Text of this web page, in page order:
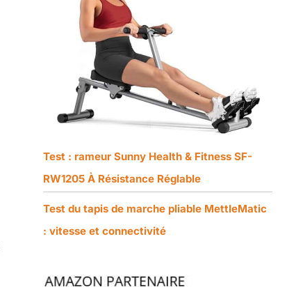
Test : rameur Sunny Health & Fitness SF-
RW1205 À Résistance Réglable
Test du tapis de marche pliable MettleMatic
: vitesse et connectivité